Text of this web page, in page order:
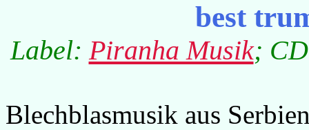
best
Label:Piranha Musik;
Blechblasmusik aus